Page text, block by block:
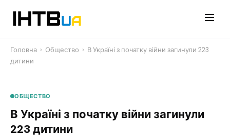
Головна › Общество › В Україні з початку війни загинули 223
дитини
ОБЩЕСТВО
В Україні з початку війни загинули
223 дитини